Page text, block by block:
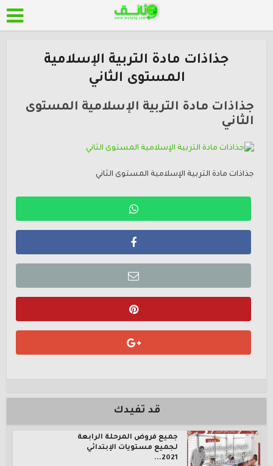
جذاذات مادة التربية الإسلامية
المستوى الثاني
جذاذات مادة التربية الإسلامية المستوى
الثاني
جذاذات مادة التربية الإسلامية المستوى الثاني
قد تفيدك
جميع فروض المرحلة الرابعة
لجميع مستويات الإبتدائي
2021...